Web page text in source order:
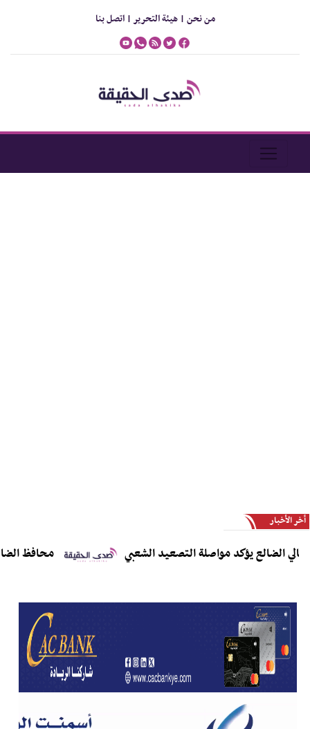
من نحن |هيئة التحرير |اتصل بنا
أخر الأخبار
يؤكد مواصلة التصعيد الشعبي محافظ الضالع